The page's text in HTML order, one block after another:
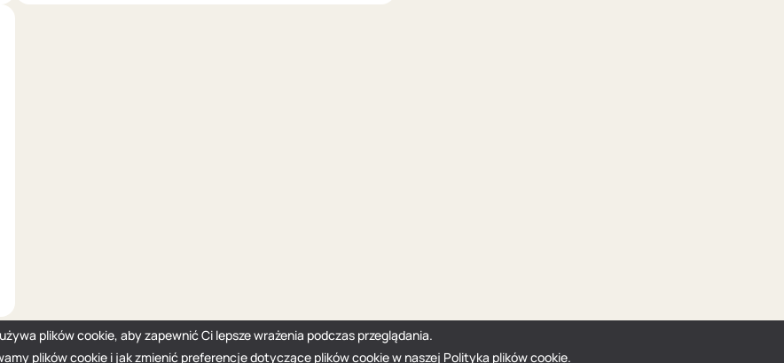
plików cookie, aby zapewnić Ci lepsze wrażenia podczas przeglądania.
plików cookie i jak zmienić preferencje dotyczące plików cookie w naszej Polityka plików cookie.